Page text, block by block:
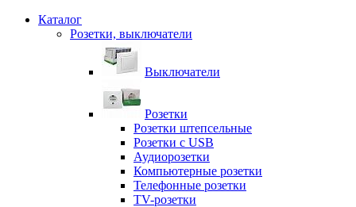
Каталог
Розетки, выключатели
Выключатели
Розетки
Розетки штепсельные
Розетки с USB
Аудиорозетки
Компьютерные розетки
Телефонные розетки
TV-розетки